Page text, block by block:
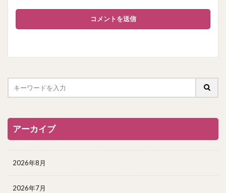
アーカイブ
2026年8月
2026年7月